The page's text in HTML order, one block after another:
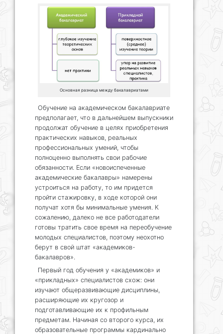
Основная разница между бакалавриатами
Обучение на академическом бакалавриате
предполагает, что в дальнейшем выпускники
продолжат обучение в целях приобретения
практических навыков, реальных
профессиональных умений, чтобы
полноценно выполнять свои рабочие
обязанности. Если «новоиспеченные
академические бакалавры» намерены
устроиться на работу, то им придется
пройти стажировку, в ходе которой они
получат хотя бы минимальные умения. К
сожалению, далеко не все работодатели
готовы тратить свое время на переобучение
молодых специалистов, поэтому неохотно
берут в свой штат «академиков-
бакалавров».
Первый год обучения у «академиков» и
«прикладных» специалистов схож: они
изучают общеразвивающие дисциплины,
расширяющие их кругозор и
подготавливающие их к профильным
предметам. Начиная со второго курса, их
образовательные программы кардинально